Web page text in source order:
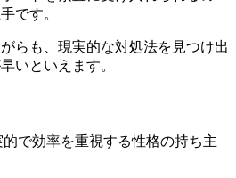
です。
らも、現実的な対処法を見つけ出
いといえます。
で効率を重視する性格の持ち主